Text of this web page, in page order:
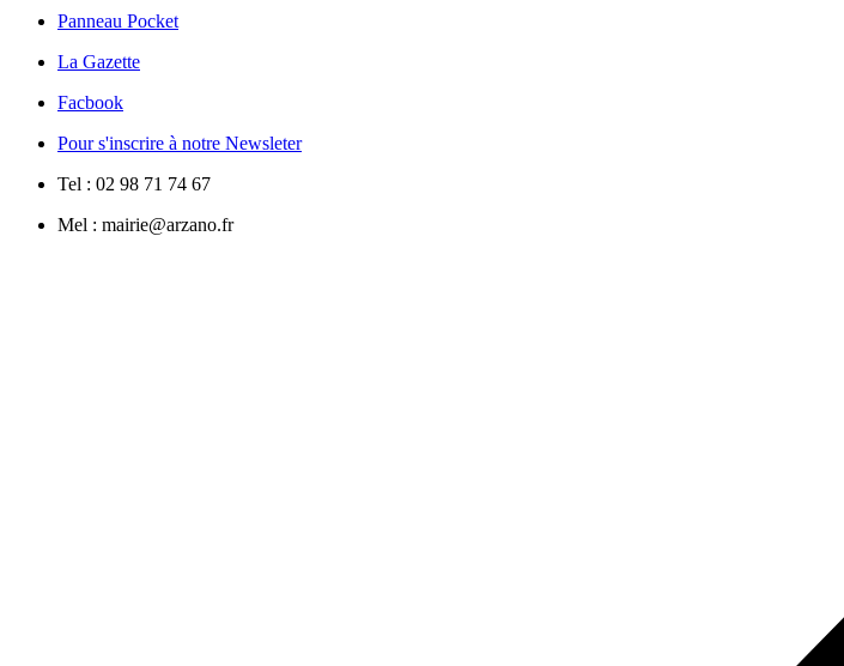
Panneau Pocket
La Gazette
Facbook
Pour s'inscrire à notre Newsleter
Tel : 02 98 71 74 67
Mel : mairie@arzano.fr